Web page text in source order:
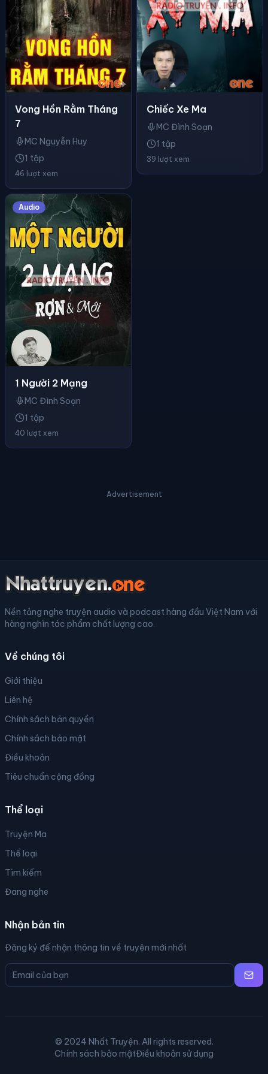
Vong Hồn Rằm Tháng
7
MC Nguyễn Huy
1 tập
46 lượt xem
Chiếc Xe Ma
MC Đình Soạn
1 tập
39 lượt xem
Audio
1 Người 2 Mạng
MC Đình Soạn
1 tập
40 lượt xem
Advertisement
Nền tảng nghe truyện audio và podcast hàng đầu Việt Nam với
hàng nghìn tác phẩm chất lượng cao.
Về chúng tôi
Giới thiệu
Liên hệ
Chính sách bản quyền
Chính sách bảo mật
Điều khoản
Tiêu chuẩn cộng đồng
Thể loại
Truyện Ma
Thể loại
Tìm kiếm
Đang nghe
Nhận bản tin
Đăng ký để nhận thông tin về truyện mới nhất
© 2024 Nhất Truyện. All rights reserved.
Chính sách bảo mậtĐiều khoản sử dụng